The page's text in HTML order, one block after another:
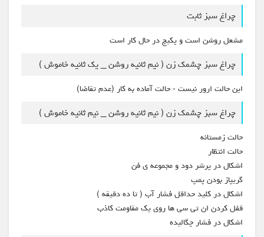
چراغ سبز ثابت
مشعل روشن است و پکیج در حال کار است
چراغ سبز چشمک زن ( نیم ثانیه روشن _ یک ثانیه خاموش )
این حالت ارور نیست - حالت آماده به کار (عدم تقاضا)
چراغ سبز چشمک زن ( نیم ثانیه روشن _ نیم ثانیه خاموش )
حالت زمستانه
حالت انتظار
اشکال در پرشر دود و مجموعه ی فن
گریپاز بودن پمپ
اشکال در کلید حداقل فشار آب ( تا ده دقیقه )
قفل کردن ان تی سی ها روی یک مقاومت کاذب
اشکال در فشار چگالیده